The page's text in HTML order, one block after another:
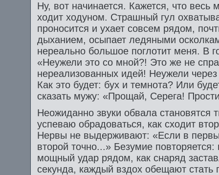
Ну, вот начинается. Кажется, что
ходит ходуном. Страшный гул
проносится и ухает совсем рядом,
дыханием, осыпает ледяными
нереально большое поглотит меня. В
«Неужели это со мной?! Это же не
нереализованных идей! Неужели
Как это будет: бух и темнота? Или
сказать мужу: «Прощай, Серега!
Неожиданно звуки обвала становятся
успеваю обрадоваться, как сходит
Нервы не выдерживают: «Если в
второй точно...» Безумие
мощный удар рядом, как снаряд
секунда, каждый вздох обещают